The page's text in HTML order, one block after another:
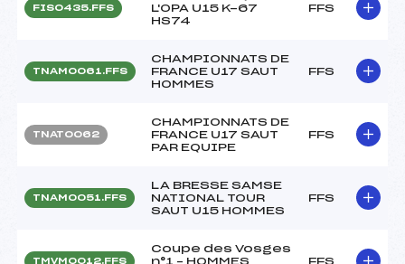
FIS0435.FFS
L'OPA U15 K-67
HS74
FFS
TNAM0061.FFS
CHAMPIONNATS DE
FRANCE U17 SAUT
HOMMES
FFS
TNAT0062
CHAMPIONNATS DE
FRANCE U17 SAUT
PAR EQUIPE
FFS
TNAM0051.FFS
LA BRESSE SAMSE
NATIONAL TOUR
SAUT U15 HOMMES
FFS
TMVM0012.FFS
Coupe des Vosges
n°1 – HOMMES
FFS